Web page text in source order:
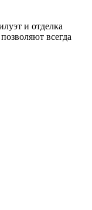
и отделка
всегда